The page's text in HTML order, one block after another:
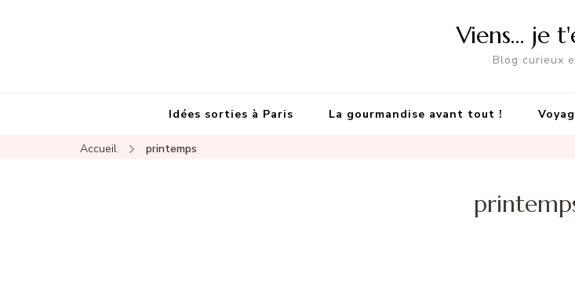
Viens… je
Blog curieux
Idées sorties à Paris La gourmandise avant tout !
Accueil printemps